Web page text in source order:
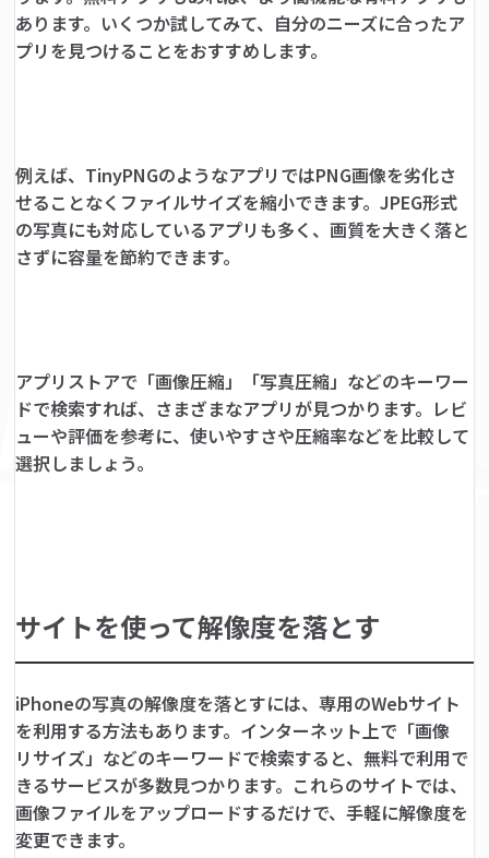
あります。いくつか試してみて、自分のニーズに合ったア
プリを見つけることをおすすめします。
例えば、TinyPNGのようなアプリではPNG画像を劣化さ
せることなくファイルサイズを縮小できます。JPEG形式
の写真にも対応しているアプリも多く、画質を大きく落と
さずに容量を節約できます。
アプリストアで「画像圧縮」「写真圧縮」などのキーワー
ドで検索すれば、さまざまなアプリが見つかります。レビ
ューや評価を参考に、使いやすさや圧縮率などを比較して
選択しましょう。
サイトを使って解像度を落とす
iPhoneの写真の解像度を落とすには、専用のWebサイト
を利用する方法もあります。インターネット上で「画像
リサイズ」などのキーワードで検索すると、無料で利用で
きるサービスが多数見つかります。これらのサイトでは、
画像ファイルをアップロードするだけで、手軽に解像度を
変更できます。